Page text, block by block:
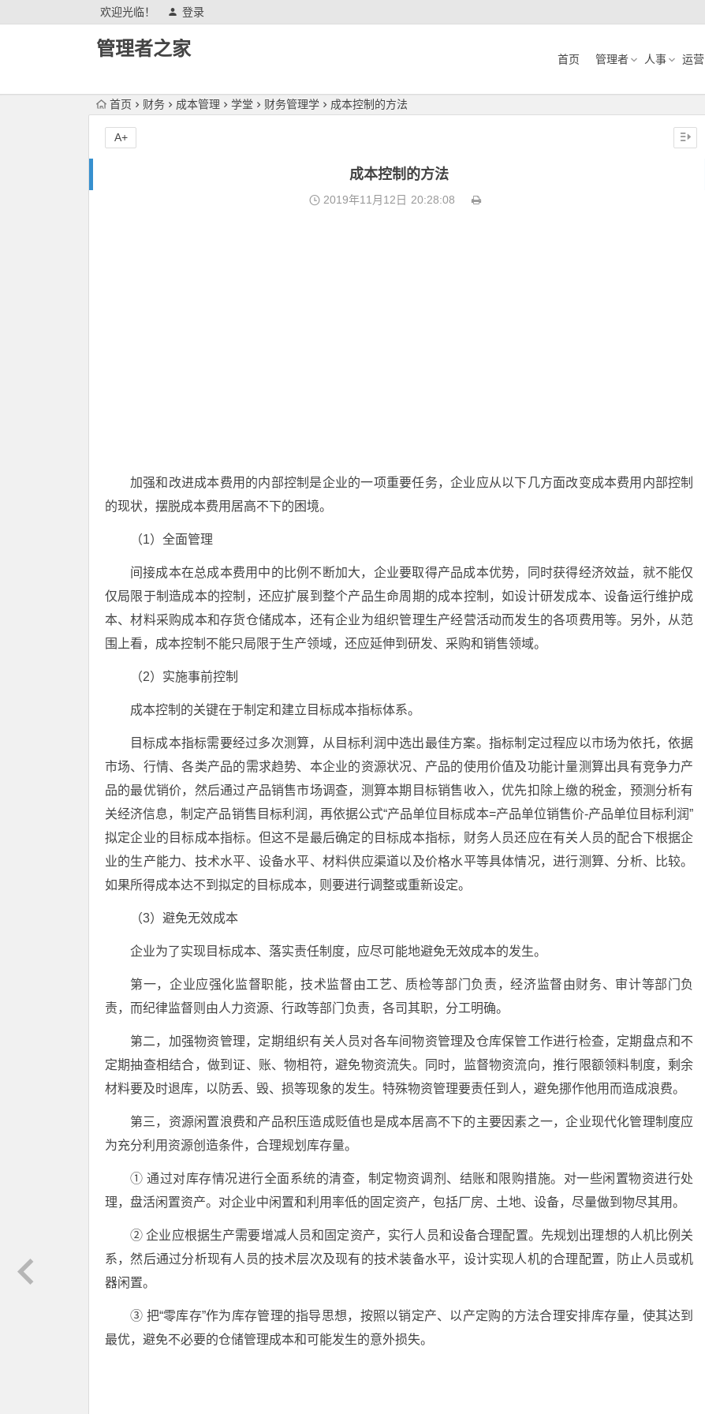
欢迎光临！ 登录
管理者之家 首页 管理者 人事 运营
首页 财务 成本管理 学堂 财务管理学 成本控制的方法
成本控制的方法
2019年11月12日 20:28:08
加强和改进成本费用的内部控制是企业的一项重要任务，企业应从以下几方面改变成本费用内部控制
的现状，摆脱成本费用居高不下的困境。
（1）全面管理
间接成本在总成本费用中的比例不断加大，企业要取得产品成本优势，同时获得经济效益，就不能仅
仅局限于制造成本的控制，还应扩展到整个产品生命周期的成本控制，如设计研发成本、设备运行维护成
本、材料采购成本和存货仓储成本，还有企业为组织管理生产经营活动而发生的各项费用等。另外，从范
围上看，成本控制不能只局限于生产领域，还应延伸到研发、采购和销售领域。
（2）实施事前控制
成本控制的关键在于制定和建立目标成本指标体系。
目标成本指标需要经过多次测算，从目标利润中选出最佳方案。指标制定过程应以市场为依托，依据
市场、行情、各类产品的需求趋势、本企业的资源状况、产品的使用价值及功能计量测算出具有竞争力产
品的最优销价，然后通过产品销售市场调查，测算本期目标销售收入，优先扣除上缴的税金，预测分析有
关经济信息，制定产品销售目标利润，再依据公式“产品单位目标成本=产品单位销售价-产品单位目标利润”
拟定企业的目标成本指标。但这不是最后确定的目标成本指标，财务人员还应在有关人员的配合下根据企
业的生产能力、技术水平、设备水平、材料供应渠道以及价格水平等具体情况，进行测算、分析、比较。
如果所得成本达不到拟定的目标成本，则要进行调整或重新设定。
（3）避免无效成本
企业为了实现目标成本、落实责任制度，应尽可能地避免无效成本的发生。
第一，企业应强化监督职能，技术监督由工艺、质检等部门负责，经济监督由财务、审计等部门负
责，而纪律监督则由人力资源、行政等部门负责，各司其职，分工明确。
第二，加强物资管理，定期组织有关人员对各车间物资管理及仓库保管工作进行检查，定期盘点和不
定期抽查相结合，做到证、账、物相符，避免物资流失。同时，监督物资流向，推行限额领料制度，剩余
材料要及时退库，以防丢、毁、损等现象的发生。特殊物资管理要责任到人，避免挪作他用而造成浪费。
第三，资源闲置浪费和产品积压造成贬值也是成本居高不下的主要因素之一，企业现代化管理制度应
为充分利用资源创造条件，合理规划库存量。
① 通过对库存情况进行全面系统的清查，制定物资调剂、结账和限购措施。对一些闲置物资进行处
理，盘活闲置资产。对企业中闲置和利用率低的固定资产，包括厂房、土地、设备，尽量做到物尽其用。
② 企业应根据生产需要增减人员和固定资产，实行人员和设备合理配置。先规划出理想的人机比例关
系，然后通过分析现有人员的技术层次及现有的技术装备水平，设计实现人机的合理配置，防止人员或机
器闲置。
③ 把“零库存”作为库存管理的指导思想，按照以销定产、以产定购的方法合理安排库存量，使其达到
最优，避免不必要的仓储管理成本和可能发生的意外损失。
A+